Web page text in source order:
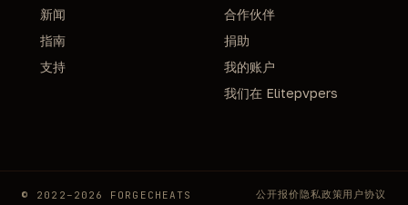
新闻
指南
支持
合作伙伴
捐助
我的账户
我们在 Elitepvpers
© 2022–2026 FORGECHEATS 公开报价隐私政策用户协议